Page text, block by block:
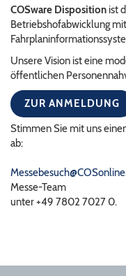
COSware Disposition ist
Betriebshofabwicklung
Unsere Vision ist eine
öffentlichen
ZUR ANMELDUNG
Stimmen Sie mit uns
ab:
Messe-Team
unter +49 7802 7027 0.